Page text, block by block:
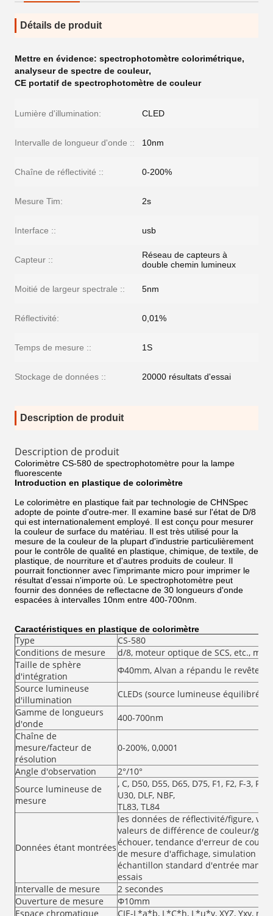
Détails de produit
Mettre en évidence: spectrophotomètre colorimétrique,
analyseur de spectre de couleur,
CE portatif de spectrophotomètre de couleur
Lumière d'illumination: CLED
Intervalle de longueur d'onde :: 10nm
Chaîne de réflectivité :: 0-200%
Mesure Tim: 2s
Interface :: usb
Capteur ::
Réseau de capteurs à
double chemin lumineux
Moitié de largeur spectrale :: 5nm
Réflectivité: 0,01%
Temps de mesure :: 1S
Stockage de données :: 20000 résultats d'essai
Description de produit
Description de produit
Colorimètre CS-580 de spectrophotomètre pour la lampe
fluorescente
Introduction en plastique de colorimètre
Le colorimètre en plastique fait par technologie de CHNSpec
adopte de pointe d'outre-mer. Il examine basé sur l'état de D/8
qui est internationalement employé. Il est conçu pour mesurer
la couleur de surface du matériau. Il est très utilisé pour la
mesure de la couleur de la plupart d'industrie particulièrement
pour le contrôle de qualité en plastique, chimique, de textile, de
plastique, de nourriture et d'autres produits de couleur. Il
pourrait fonctionner avec l'imprimante micro pour imprimer le
résultat d'essai n'importe où. Le spectrophotomètre peut
fournir des données de reflectacne de 30 longueurs d'onde
espacées à intervalles 10nm entre 400-700nm.
Caractéristiques en plastique de colorimètre
Type
CS-580
Conditions de mesure
d/8, moteur optique de SCS, etc.,
Taille de sphère
d'intégration
Φ40mm, Alvan a répandu le
Source lumineuse
d'illumination
CLEDs (source lumineuse équilibrée
Gamme de longueurs
d'onde
400-700nm
Chaîne de
mesure/facteur de
résolution
0-200%, 0,0001
Angle d'observation
2°/10°
Source lumineuse de
mesure
, C, D50, D55, D65, D75, F1, F2, F-3, F4,
U30, DLF, NBF,
TL83, TL84
Données étant montrées
les données de réflectivité/figure,
valeurs de différence de couleur/
échouer, tendance d'erreur de
de mesure d'affichage, simulation
échantillon standard d'entrée
essais
Intervalle de mesure
2 secondes
Ouverture de mesure
Φ10mm
Espace chromatique
CIE-L*a*b, L*C*h, L*u*v, XYZ, Yxy,